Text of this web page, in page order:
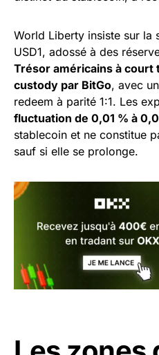
World Liberty insiste sur la
USD1, adossé à des
Trésor américains à court
custody par BitGo, avec
redeem à parité 1:1. Les
fluctuation de 0,01 % à
stablecoin et ne constitue
sauf si elle se prolonge.